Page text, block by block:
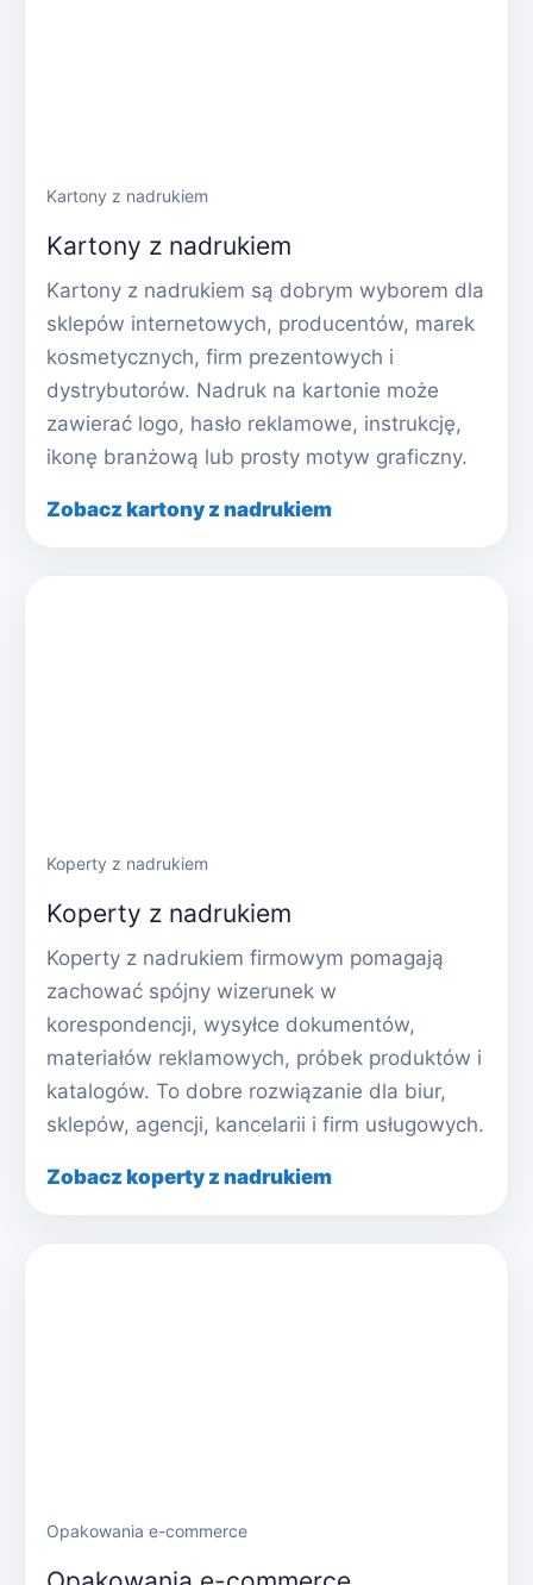
Kartony z nadrukiem
Kartony z nadrukiem
Kartony z nadrukiem są dobrym wyborem dla
sklepów internetowych, producentów, marek
kosmetycznych, firm prezentowych i
dystrybutorów. Nadruk na kartonie może
zawierać logo, hasło reklamowe, instrukcję,
ikonę branżową lub prosty motyw graficzny.
Zobacz kartony z nadrukiem
Koperty z nadrukiem
Koperty z nadrukiem
Koperty z nadrukiem firmowym pomagają
zachować spójny wizerunek w
korespondencji, wysyłce dokumentów,
materiałów reklamowych, próbek produktów i
katalogów. To dobre rozwiązanie dla biur,
sklepów, agencji, kancelarii i firm usługowych.
Zobacz koperty z nadrukiem
Opakowania e-commerce